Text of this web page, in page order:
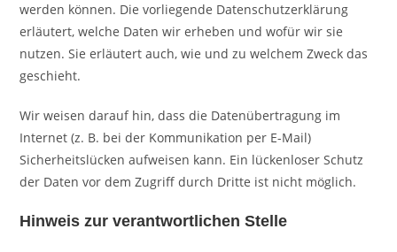
werden können. Die vorliegende Datenschutzerklärung
erläutert, welche Daten wir erheben und wofür wir sie
nutzen. Sie erläutert auch, wie und zu welchem Zweck das
geschieht.
Wir weisen darauf hin, dass die Datenübertragung im
Internet (z. B. bei der Kommunikation per E-Mail)
Sicherheitslücken aufweisen kann. Ein lückenloser Schutz
der Daten vor dem Zugriff durch Dritte ist nicht möglich.
Hinweis zur verantwortlichen Stelle